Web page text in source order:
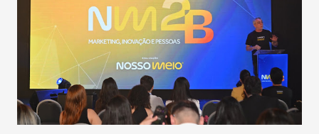
aumento de casos de dengue, influenza ou H1N1. Trata-se
de uma epidemia com um vírus diferente, com um poder de
contaminação maior que outros coronavírus”, apontou o
secretário. Segundo ele, é uma epidemia com chance de
contaminação alta, podendo gerar um grande risco à
população e ao sistema de saúde. “Precisamos saber fazer a
estratificação do risco da doença, para não so...